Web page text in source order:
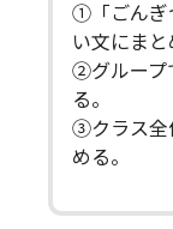
①「ごんぎ
い文にまと
②グループ
る。
③クラス全
める。